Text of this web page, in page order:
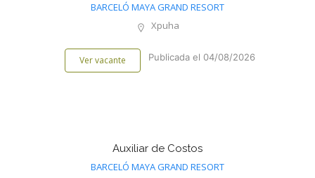
BARCELÓ MAYA GRAND RESORT
Xpuha
Ver vacante Publicada el 04/08/2026
Auxiliar de Costos
BARCELÓ MAYA GRAND RESORT